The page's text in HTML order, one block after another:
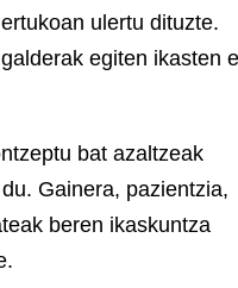
ulertu dituzte.
egiten ikasten
bat azaltzeak
Gainera, pazientzia,
beren ikaskuntza